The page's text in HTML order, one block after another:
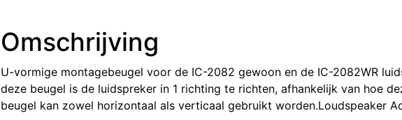
Omschrijving
U-vormige montagebeugel voor de IC-2082 gewoon en de IC-2082WR
deze beugel is de luidspreker in 1 richting te richten, afhankelijk van hoe
beugel kan zowel horizontaal als verticaal gebruikt worden.Loudspeaker